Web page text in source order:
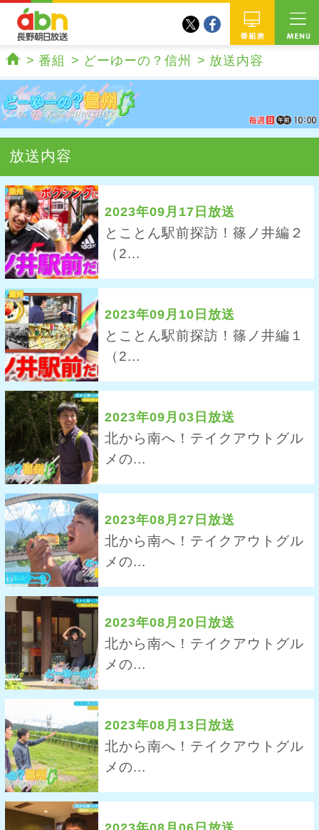
twitterfacebook
番組 どーゆーの？信州 放送内容
放送内容
2023年09月17日放送
とことん駅前探訪！篠ノ井編２
（2...
2023年09月10日放送
とことん駅前探訪！篠ノ井編１
（2...
2023年09月03日放送
北から南へ！テイクアウトグル
メの...
2023年08月27日放送
北から南へ！テイクアウトグル
メの...
2023年08月20日放送
北から南へ！テイクアウトグル
メの...
2023年08月13日放送
北から南へ！テイクアウトグル
メの...